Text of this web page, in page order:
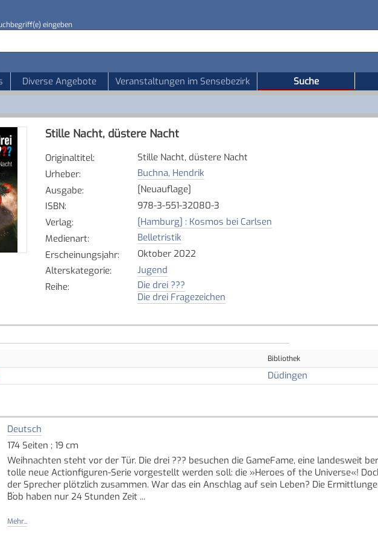
eingeben
Diverse Angebote Veranstaltungen im Sensebezirk Suche
Stille Nacht, düstere Nacht
Originaltitel:
Stille Nacht, düstere Nacht
Urheber:
Buchna, Hendrik
Ausgabe:
[Neuauflage]
ISBN:
978-3-551-32080-3
Verlag:
[Hamburg] : Kosmos bei Carlsen
Medienart:
Belletristik
Erscheinungsjahr:
Oktober 2022
Alterskategorie:
Jugend
Reihe:
Die drei ???
Die drei Fragezeichen
Bibliothek
Düdingen
Deutsch
174 Seiten ; 19 cm
Weihnachten steht vor der Tür. Die drei ??? besuchen die GameFame, eine landesweit
tolle neue Actionfiguren-Serie vorgestellt werden soll: die »Heroes of the Universe«!
der Sprecher plötzlich zusammen. War das ein Anschlag auf sein Leben? Die
Bob haben nur 24 Stunden Zeit ...
Für angehende Spürnasen ab 10!
Mehr...